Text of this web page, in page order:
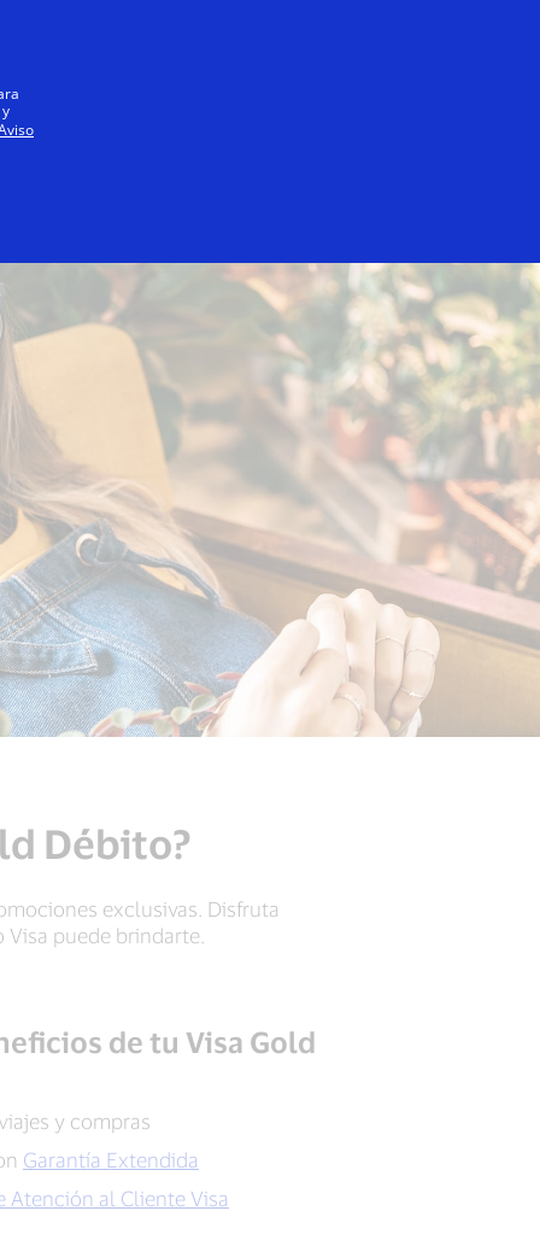
Todos
Débito?
exclusivas. Disfruta
puede brindarte.
de tu Visa Gold
y compras
Garantía Extendida
Atención al Cliente Visa